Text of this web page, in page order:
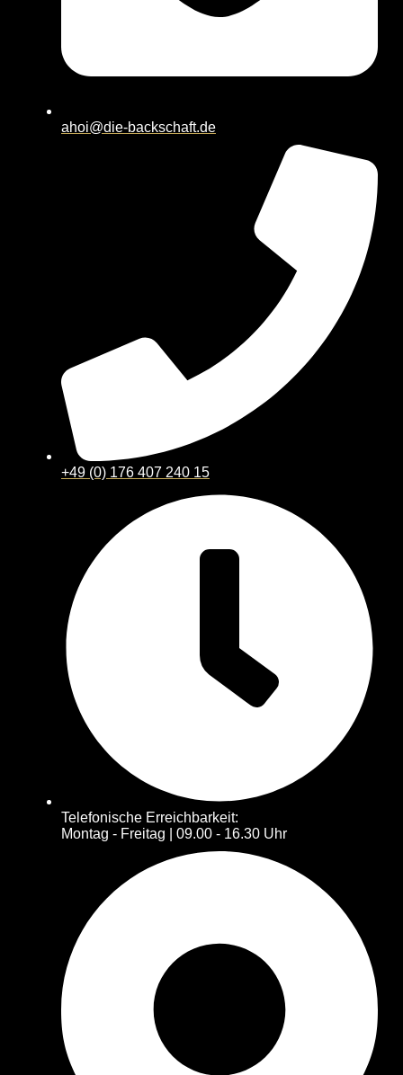
ahoi@die-backschaft.de
+49 (0) 176 407 240 15
Telefonische Erreichbarkeit:
Montag - Freitag | 09.00 - 16.30 Uhr